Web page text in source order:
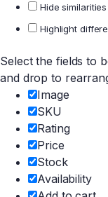
Hide similarities
Highlight
Select the fields to
and drop to
Image
SKU
Rating
Price
Stock
Availability